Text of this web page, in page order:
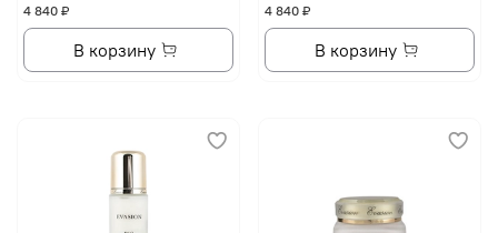
4 840 ₽
В корзину
4 840 ₽
В корзину